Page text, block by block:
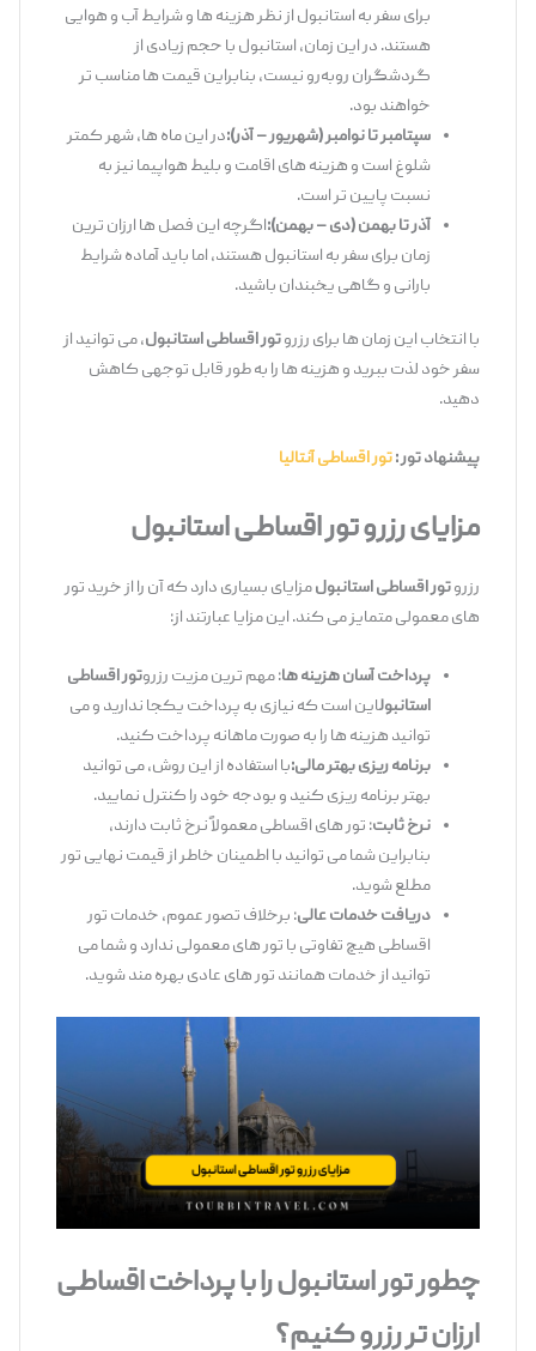
برای سفر به استانبول از نظر هزینه‌ ها و شرایط آب و هوایی
هستند. در این زمان، استانبول با حجم زیادی از
گردشگران روبه‌رو نیست، بنابراین قیمت ‌ها مناسب ‌تر
خواهند بود.
سپتامبر تا نوامبر (شهریور – آذر):در این ماه‌ ها، شهر کمتر
شلوغ است و هزینه‌ های اقامت و بلیط هواپیما نیز به
نسبت پایین ‌تر است.
آذر تا بهمن (دی – بهمن):اگرچه این فصل‌ ها ارزان ‌ترین
زمان برای سفر به استانبول هستند، اما باید آماده شرایط
بارانی و گاهی یخبندان باشید.
با انتخاب این زمان‌ ها برای رزروتور اقساطی استانبول، می ‌توانید از
سفر خود لذت ببرید و هزینه ‌ها را به طور قابل توجهی کاهش
پیشنهاد تور :تور اقساطی آنتالیا
مزایای رزرو تور اقساطی استانبول
تور اقساطی استانبولمزایای بسیاری دارد که آن را از خرید تور
های معمولی متمایز می ‌کند. این مزایا عبارتند از:
پرداخت آسان هزینه‌ ها: مهم ‌ترین مزیت رزروتور اقساطی
استانبولاین است که نیازی به پرداخت یکجا ندارید و می‌
توانید هزینه ‌ها را به صورت ماهانه پرداخت کنید.
برنامه‌ ریزی بهتر مالی:با استفاده از این روش، می ‌توانید
بهتر برنامه ‌ریزی کنید و بودجه خود را کنترل نمایید.
نرخ ثابت: تور های اقساطی معمولاً نرخ ثابت دارند،
بنابراین شما می ‌توانید با اطمینان خاطر از قیمت نهایی تور
مطلع شوید.
دریافت خدمات عالی: برخلاف تصور عموم، خدمات تور
اقساطی هیچ تفاوتی با تور های معمولی ندارد و شما می
‌توانید از خدمات همانند تور های عادی بهره ‌مند شوید.
چطور تور استانبول را با پرداخت اقساطی
ارزان ‌تر رزرو کنیم؟